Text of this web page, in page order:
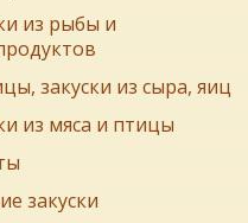
из рыбы и
закуски из сыра, яиц
из мяса и птицы
закуски